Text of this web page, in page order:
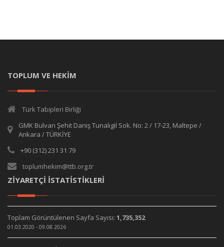
TOPLUM VE HEKİM
Türk Tabipleri Birliği
GMK Bulvarı Şehit Daniş Tunalıgil Sok. No: 2 / 17-23, Maltepe /
Ankara / TÜRKİYE
+90 (312) 231 31 79
toplumhekim@ttb.org.tr
ZİYARETÇİ İSTATİSTİKLERİ
Toplam Görüntülenen Sayfa Sayısı: 1,735,352
01.03.2020 - 09.08.2026